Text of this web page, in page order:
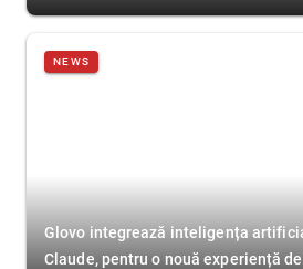
NEWS
Glovo integrează inteligența
Claude, pentru o nouă experiență